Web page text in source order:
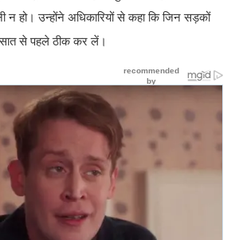
न हो। उन्होंने अधिकारियों से कहा कि जिन सड़कों
से पहले ठीक कर लें।